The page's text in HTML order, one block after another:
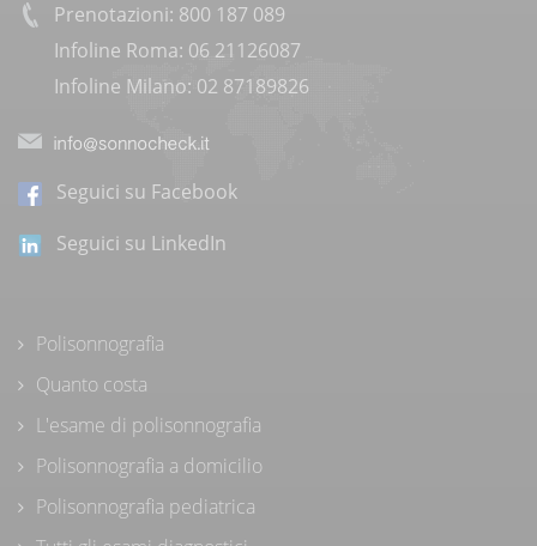
Prenotazioni: 800 187 089
Infoline Roma: 06 21126087
Infoline Milano: 02 87189826
Seguici su Facebook
Seguici su LinkedIn
Polisonnografia
Quanto costa
L'esame di polisonnografia
Polisonnografia a domicilio
Polisonnografia pediatrica